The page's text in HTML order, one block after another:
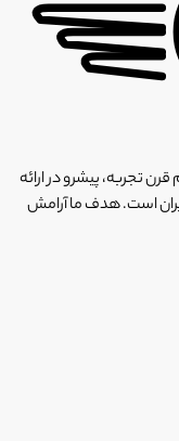
۸) با بیش از نیم قرن تجربه، پیشرو در ارائه
است. هدف ما آرامش